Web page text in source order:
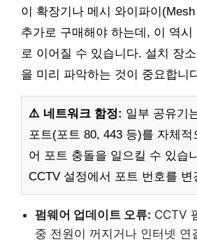
이 확장기나 메시 와이파이
추가로 구매해야 하는데, 이 역시
로 이어질 수 있습니다. 설치 장
을 미리 파악하는 것이 중요합니
⚠️ 네트워크 함정: 일부 공유기
포트(포트 80, 443 등)를 자체적
어 포트 충돌을 일으킬 수 있습
CCTV 설정에서 포트 번호를 변
펌웨어 업데이트 오류: CCTV
중 전원이 꺼지거나 인터넷 연